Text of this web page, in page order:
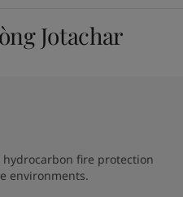
Jotachar
fire protection
environments.